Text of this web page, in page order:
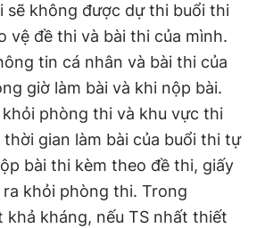
sẽ không được dự thi buổi thi
vệ đề thi và bài thi của mình.
tin cá nhân và bài thi của
giờ làm bài và khi nộp bài.
phòng thi và khu vực thi
gian làm bài của buổi thi tự
bài thi kèm theo đề thi, giấy
khỏi phòng thi. Trong
kháng, nếu TS nhất thiết